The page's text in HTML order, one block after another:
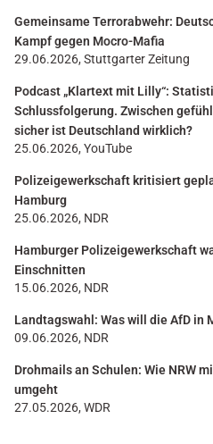
Gemeinsame Terrorabwehr:
Kampf gegen Mocro-Mafia
29.06.2026, Stuttgarter Zeitung
Podcast „Klartext mit Lilly“:
Schlussfolgerung. Zwischen
sicher ist Deutschland wirklich?
25.06.2026, YouTube
Polizeigewerkschaft kritisiert
Hamburg
25.06.2026, NDR
Hamburger Polizeigewerkschaft
Einschnitten
15.06.2026, NDR
Landtagswahl: Was will die AfD in
09.06.2026, NDR
Drohmails an Schulen: Wie NRW
umgeht
27.05.2026, WDR